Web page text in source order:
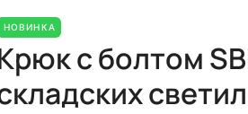
НОВИНКА
с болтом